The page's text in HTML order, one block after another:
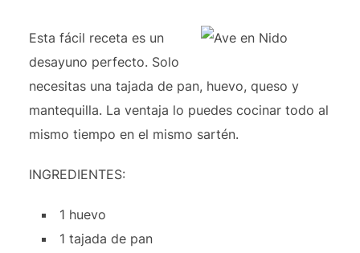
Esta fácil receta es un
desayuno perfecto. Solo
necesitas una tajada de pan, huevo, queso y
mantequilla. La ventaja lo puedes cocinar todo al
mismo tiempo en el mismo sartén.
INGREDIENTES:
1 huevo
1 tajada de pan